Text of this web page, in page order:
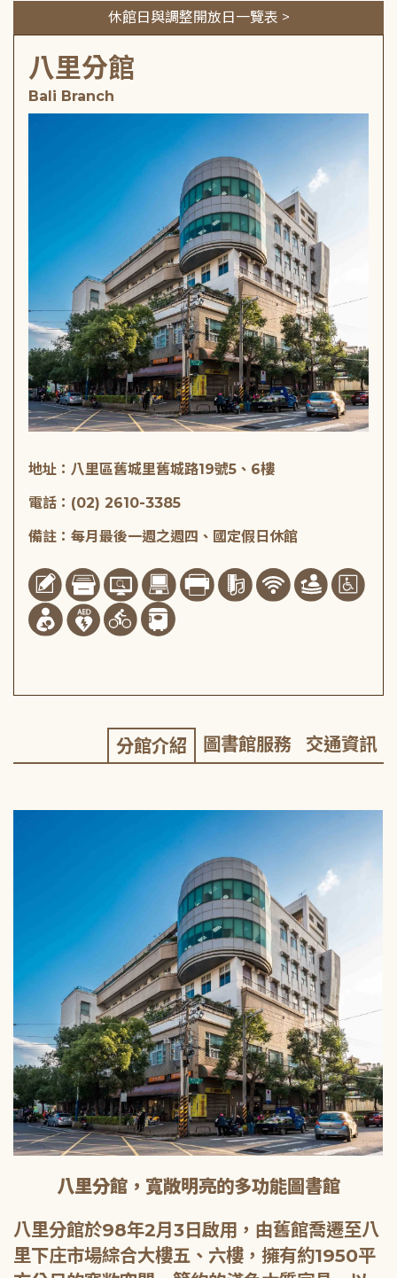
休館日與調整開放日一覽表 >
八里分館
Bali Branch
地址：八里區舊城里舊城路19號5、6樓
電話：(02) 2610-3385
備註：每月最後一週之週四、國定假日休館
分館介紹 圖書館服務 交通資訊
八里分館，寬敞明亮的多功能圖書館
八里分館於98年2月3日啟用，由舊館喬遷至八
里下庄市場綜合大樓五、六樓，擁有約1950平